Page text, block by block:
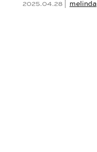
2025.04.28 | melinda